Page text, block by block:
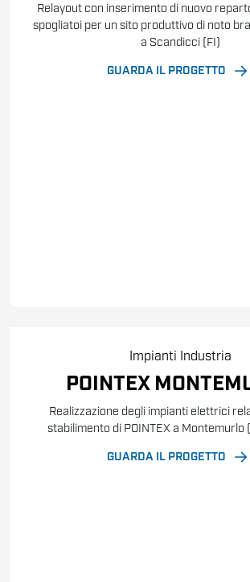
Relayout con inserimento di nuovo
spogliatoi per un sito produttivo di noto
a Scandicci (FI)
GUARDA IL PROGETTO
Impianti Industria
POINTEX
Realizzazione degli impianti elettrici
stabilimento di POINTEX a Montemurlo
GUARDA IL PROGETTO